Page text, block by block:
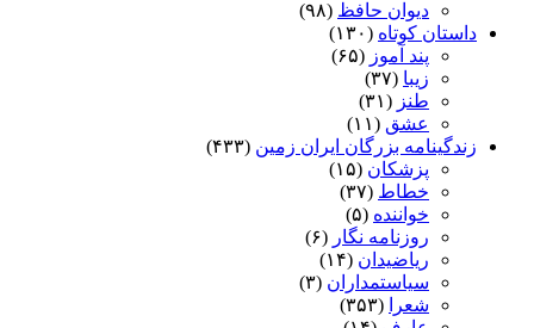
دیوان حافظ (۹۸)
داستان کوتاه (۱۳۰)
پند آموز (۶۵)
زیبا (۳۷)
طنز (۳۱)
عشق (۱۱)
زندگینامه بزرگان ایران زمین (۴۳۳)
پزشکان (۱۵)
خطاط (۳۷)
خواننده (۵)
روزنامه نگار (۶)
ریاضیدان (۱۴)
سیاستمداران (۳)
شعرا
(۳۵۳)